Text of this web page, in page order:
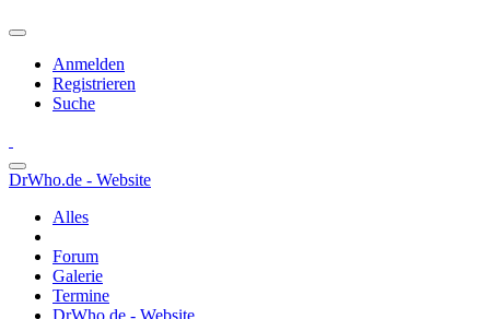
Anmelden
Registrieren
Suche
DrWho.de - Website
Alles
Forum
Galerie
Termine
DrWho.de - Website